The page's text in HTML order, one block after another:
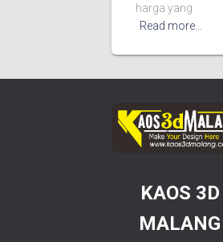
harga yang
Read more…
KAOS 3D
MALANG